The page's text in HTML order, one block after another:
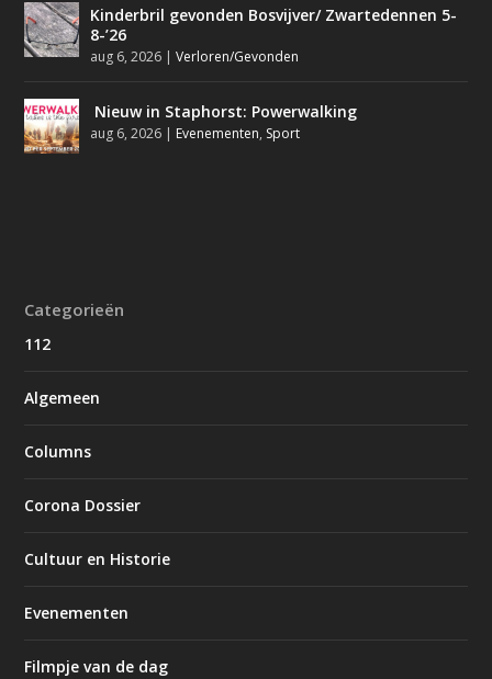
Kinderbril gevonden Bosvijver/ Zwartedennen 5-
8-’26
aug 6, 2026 |Verloren/Gevonden
Nieuw in Staphorst: Powerwalking
aug 6, 2026 | Evenementen, Sport
Categorieën
112
Algemeen
Columns
Corona Dossier
Cultuur en Historie
Evenementen
Filmpje van de dag